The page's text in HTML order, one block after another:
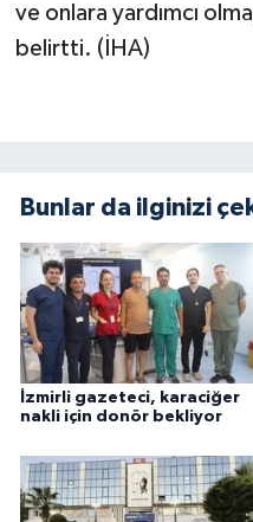
ve onlara yardımcı
belirtti. (İHA)
Bunlar da ilginizi
İzmirli gazeteci, karaciğer
nakli için donör bekliyor